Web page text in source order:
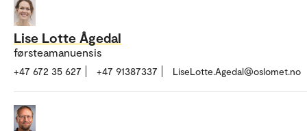
Lise Lotte Ågedal
førsteamanuensis
+47 672 35 627 +47 91387337 LiseLotte.Agedal@oslomet.no